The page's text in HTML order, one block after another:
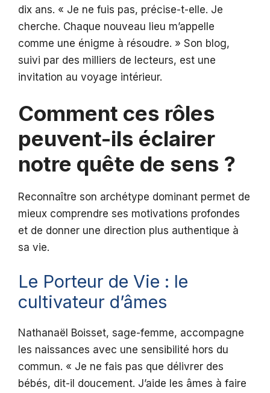
dix ans. « Je ne fuis pas, précise-t-elle. Je
cherche. Chaque nouveau lieu m’appelle
comme une énigme à résoudre. » Son blog,
suivi par des milliers de lecteurs, est une
invitation au voyage intérieur.
Comment ces rôles
peuvent-ils éclairer
notre quête de sens ?
Reconnaître son archétype dominant permet de
mieux comprendre ses motivations profondes
et de donner une direction plus authentique à
sa vie.
Le Porteur de Vie : le
cultivateur d’âmes
Nathanaël Boisset, sage-femme, accompagne
les naissances avec une sensibilité hors du
commun. « Je ne fais pas que délivrer des
bébés, dit-il doucement. J’aide les âmes à faire